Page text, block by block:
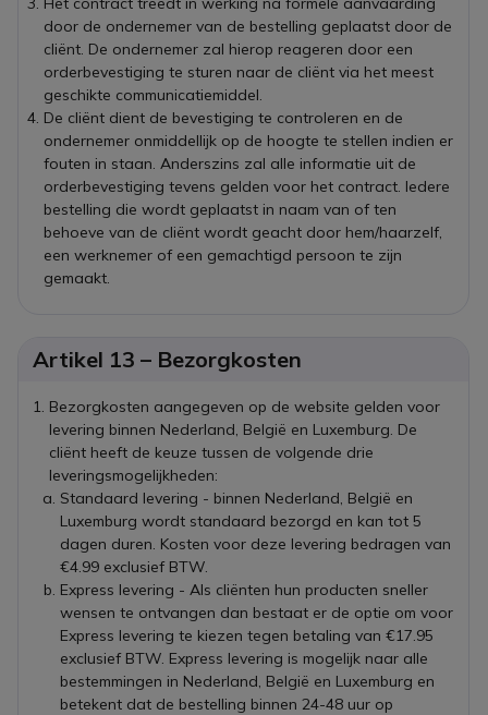
door de ondernemer van de bestelling geplaatst door de
cliënt. De ondernemer zal hierop reageren door een
orderbevestiging te sturen naar de cliënt via het meest
geschikte communicatiemiddel.
De cliënt dient de bevestiging te controleren en de
ondernemer onmiddellijk op de hoogte te stellen indien er
fouten in staan. Anderszins zal alle informatie uit de
orderbevestiging tevens gelden voor het contract. Iedere
bestelling die wordt geplaatst in naam van of ten
behoeve van de cliënt wordt geacht door hem/haarzelf,
een werknemer of een gemachtigd persoon te zijn
gemaakt.
Artikel 13 – Bezorgkosten
Bezorgkosten aangegeven op de website gelden voor
levering binnen Nederland, België en Luxemburg. De
cliënt heeft de keuze tussen de volgende drie
leveringsmogelijkheden:
Standaard levering - binnen Nederland, België en
Luxemburg wordt standaard bezorgd en kan tot 5
dagen duren. Kosten voor deze levering bedragen van
€4.99 exclusief BTW.
Express levering - Als cliënten hun producten sneller
wensen te ontvangen dan bestaat er de optie om voor
Express levering te kiezen tegen betaling van €17.95
exclusief BTW. Express levering is mogelijk naar alle
bestemmingen in Nederland, België en Luxemburg en
betekent dat de bestelling binnen 24-48 uur op